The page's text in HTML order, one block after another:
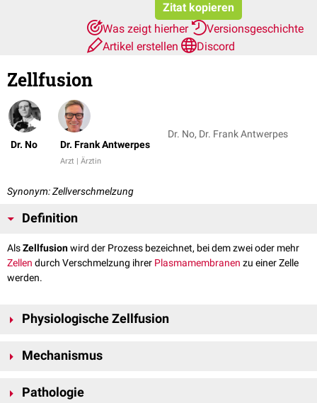
Zitat kopieren
Was zeigt hierher
Versionsgeschichte
Artikel erstellen
Discord
Zellfusion
Dr. No Dr. Frank Antwerpes
Arzt | Ärztin
Dr. No, Dr. Frank Antwerpes
Synonym: Zellverschmelzung
Definition
AlsZellfusionwird der Prozess bezeichnet, bei dem zwei oder mehr
Zellen durch Verschmelzung ihrer Plasmamembranen zu einer Zelle
werden.
Physiologische Zellfusion
sexuellen Zellfusion unterschieden. Bei der sexuellen Form verschmilzen
miteinander.
Mechanismus
Menschen - kaum verstanden. Basierend auf Ergebnissen aus
Pathologie